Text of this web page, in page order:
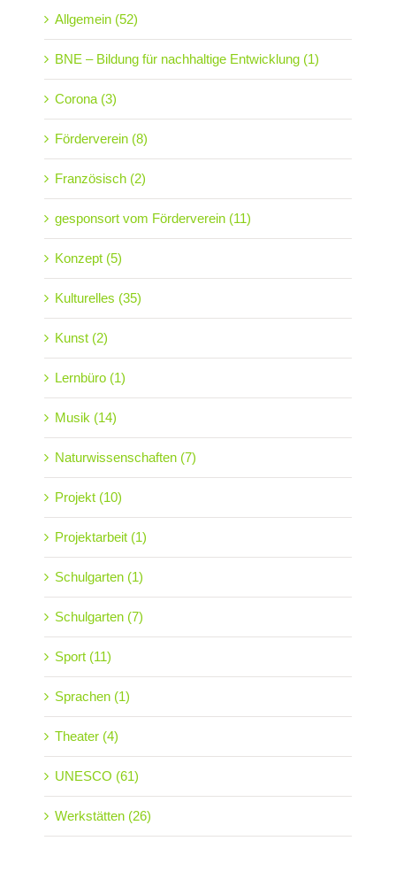
Allgemein (52)
BNE – Bildung für nachhaltige Entwicklung (1)
Corona (3)
Förderverein (8)
Französisch (2)
gesponsort vom Förderverein (11)
Konzept (5)
Kulturelles (35)
Kunst (2)
Lernbüro (1)
Musik (14)
Naturwissenschaften (7)
Projekt (10)
Projektarbeit (1)
Schulgarten (1)
Schulgarten (7)
Sport (11)
Sprachen (1)
Theater (4)
UNESCO (61)
Werkstätten (26)